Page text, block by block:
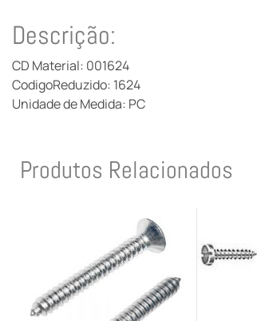
Descrição:
CD Material: 001624
CodigoReduzido: 1624
Unidade de Medida: PC
Produtos Relacionados